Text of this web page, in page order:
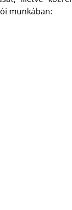
munkában: